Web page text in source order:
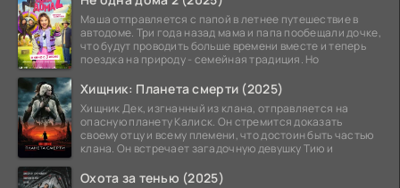
Маша отправляется с папой в летнее путешествие в
автодоме. Три года назад мама и папа пообещали дочке,
что будут проводить больше времени вместе и теперь
поездка на природу - семейная традиция. Но
Хищник: Планета смерти (2025)
Хищник Дек, изгнанный из клана, отправляется на
опасную планету Калиск. Он стремится доказать
своему отцу и всему племени, что достоин быть частью
клана. Он встречает загадочную девушку Тию и
Охота за тенью (2025)